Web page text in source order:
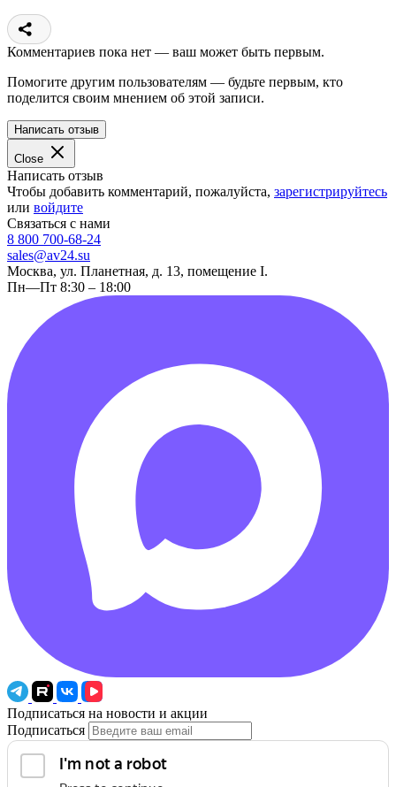
Комментариев пока нет — ваш может быть первым.
Помогите другим пользователям — будьте первым, кто
поделится своим мнением об этой записи.
Написать отзыв
Close
Написать отзыв
Чтобы добавить комментарий, пожалуйста, зарегистрируйтесь
или войдите
Связаться с нами
8 800 700-68-24
sales@av24.su
Москва, ул. Планетная, д. 13, помещение I.
Пн—Пт 8:30 – 18:00
Подписаться на новости и акции
Подписаться